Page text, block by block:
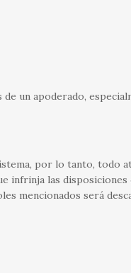
un apoderado,
por lo tanto, todo
infrinja las disposiciones
mencionados será